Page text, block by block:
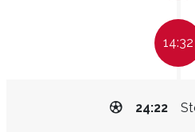
14:32
24:22